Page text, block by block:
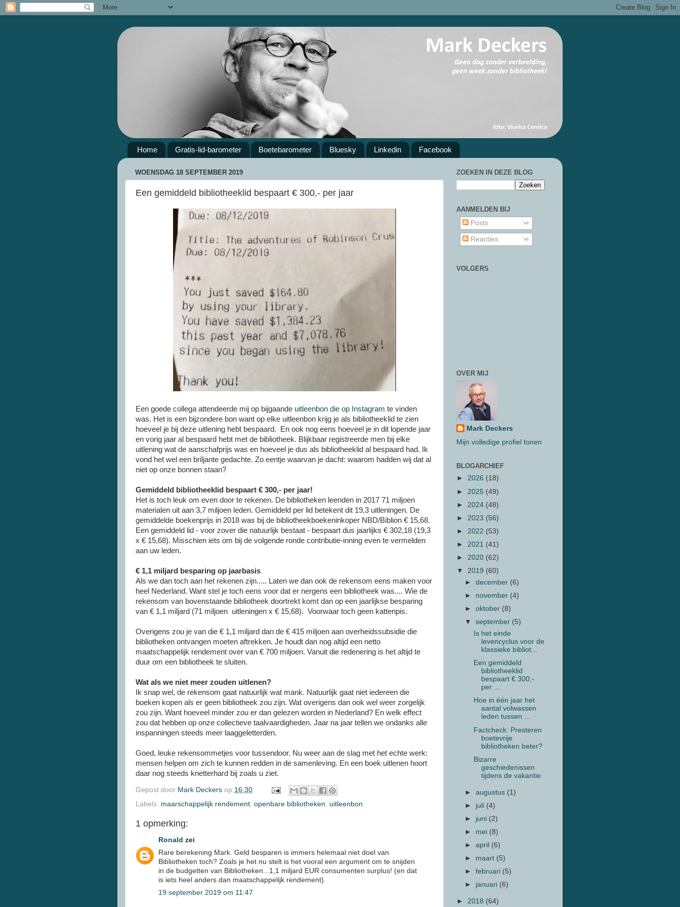
Home Gratis-lid-barometer Boetebarometer Bluesky Linkedin Facebook
WOENSDAG 18 SEPTEMBER 2019
Een gemiddeld bibliotheeklid bespaart € 300,- per jaar
Een goede collega attendeerde mij op bijgaande uitleenbon die op Instagram te vinden
was. Het is een bijzondere bon want op elke uitleenbon krijg je als bibliotheeklid te zien
hoeveel je bij deze uitlening hebt bespaard. En ook nog eens hoeveel je in dit lopende jaar
en vorig jaar al bespaard hebt met de bibliotheek. Blijkbaar registreerde men bij elke
uitlening wat de aanschafprijs was en hoeveel je dus als bibliotheeklid al bespaard had. Ik
vond het wel een briljante gedachte. Zo eentje waarvan je dacht: waarom hadden wij dat al
niet op onze bonnen staan?
Gemiddeld bibliotheeklid bespaart € 300,- per jaar!
Het is toch leuk om even door te rekenen. De bibliotheken leenden in 2017 71 miljoen
materialen uit aan 3,7 miljoen leden. Gemiddeld per lid betekent dit 19,3 uitleningen. De
gemiddelde boekenprijs in 2018 was bij de bibliotheekboekeninkoper NBD/Biblion € 15,68.
Een gemiddeld lid - voor zover die natuurlijk bestaat - bespaart dus jaarlijks € 302,18 (19,3
x € 15,68). Misschien iets om bij de volgende ronde contributie-inning even te vermelden
aan uw leden.
€ 1,1 miljard besparing op jaarbasis
Als we dan toch aan het rekenen zijn..... Laten we dan ook de rekensom eens maken voor
heel Nederland. Want stel je toch eens voor dat er nergens een bibliotheek was.... Wie de
rekensom van bovenstaande bibliotheek doortrekt komt dan op een jaarlijkse besparing
van € 1,1 miljard (71 miljoen uitleningen x € 15,68). Voorwaar toch geen kattenpis.
Overigens zou je van die € 1,1 miljard dan de € 415 miljoen aan overheidssubsidie die
bibliotheken ontvangen moeten aftrekken. Je houdt dan nog altijd een netto
maatschappelijk rendement over van € 700 miljoen. Vanuit die redenering is het altijd te
duur om een bibliotheek te sluiten.
Wat als we niet meer zouden uitlenen?
Ik snap wel, de rekensom gaat natuurlijk wat mank. Natuurlijk gaat niet iedereen die
boeken kopen als er geen bibliotheek zou zijn. Wat overigens dan ook wel weer zorgelijk
zou zijn. Want hoeveel minder zou er dan gelezen worden in Nederland? En welk effect
zou dat hebben op onze collectieve taalvaardigheden. Jaar na jaar tellen we ondanks alle
inspanningen steeds meer laaggeletterden.
Goed, leuke rekensommetjes voor tussendoor. Nu weer aan de slag met het echte werk:
mensen helpen om zich te kunnen redden in de samenleving. En een boek uitlenen hoort
daar nog steeds knetterhard bij zoals u ziet.
Gepost door Mark Deckers op 16:30
Labels: maarschappelijk rendement openbare bibliotheken uitleenbon
1 opmerking:
Ronald zei
Rare berekening Mark. Geld besparen is immers helemaal niet doel van
Bibliotheken toch? Zoals je het nu stelt is het vooral een argument om te snijden
in de budgetten van Bibliotheken...1,1 miljard EUR consumenten surplus! (en dat
is iets heel anders dan maatschappelijk rendement).
19 september 2019 om 11:47
ZOEKEN IN DEZE BLOG
AANMELDEN BIJ
Posts
Reacties
VOLGERS
OVER MIJ
Mark Deckers
Mijn volledige profiel tonen
BLOGARCHIEF
► 2026 (18)
► 2025 (49)
► 2024 (48)
► 2023 (56)
► 2022 (53)
► 2021 (41)
► 2020 (62)
▼ 2019 (60)
►december (6)
► november (4)
►oktober (8)
▼september (5)
Is het einde
levencyclus voor de
klassieke bibliot...
Een gemiddeld
bibliotheeklid
bespaart € 300,-
per ...
Hoe in één jaar het
aantal volwassen
leden tussen ...
Factcheck: Presteren
boetevrije
bibliotheken beter?
Bizarre
geschiedenissen
tijdens de vakantie
►augustus (1)
► juli (4)
► juni (2)
► mei (8)
►april (6)
► maart (5)
►februari (5)
► januari (6)
► 2018 (64)